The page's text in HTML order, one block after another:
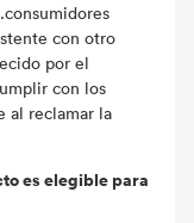
con otro
por el
con los
al reclamar la
es elegible para